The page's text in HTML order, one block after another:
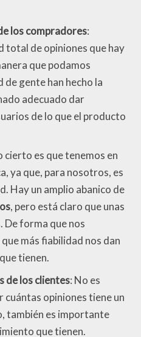
los compradores:
total de opiniones que hay
que podamos
gente han hecho la
adecuado dar
de lo que el producto
cierto es que tenemos en
ya que, para nosotros, es
Hay un amplio abanico de
, pero está claro que unas
De forma que nos
más fiabilidad nos dan
tienen.
de los clientes: No es
opiniones tiene un
también es importante
que tienen.